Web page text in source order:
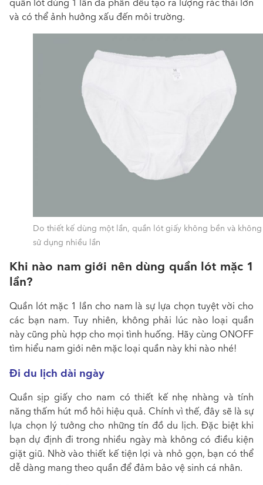
và có thể ảnh hưởng xấu đến môi trường.
Do thiết kế dùng một lần, quần lót giấy không bền và
sử dụng nhiều lần
Khi nào nam giới nên dùng quần lót mặc 1
lần?
Quần lót mặc 1 lần cho nam là sự lựa chọn tuyệt vời cho
các bạn nam. Tuy nhiên, không phải lúc nào loại quần
này cũng phù hợp cho mọi tình huống. Hãy cùng ONOFF
tìm hiểu nam giới nên mặc loại quần này khi nào nhé!
Đi du lịch dài ngày
Quần sịp giấycho nam có thiết kế nhẹ nhàng và tính
năng thấm hút mồ hôi hiệu quả. Chính vì thế, đây sẽ là sự
lựa chọn lý tưởng cho những tín đồ du lịch. Đặc biệt khi
bạn dự định đi trong nhiều ngày mà không có điều kiện
giặt giũ. Nhờ vào thiết kế tiện lợi và nhỏ gọn, bạn có thể
dễ dàng mang theo quần để đảm bảo vệ sinh cá nhân.